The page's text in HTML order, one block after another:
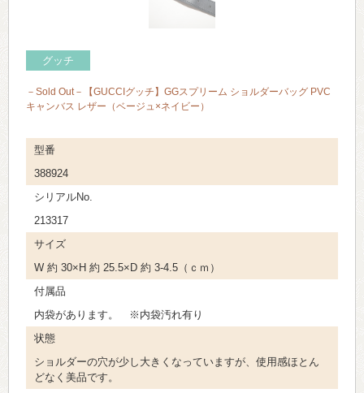
グッチ
－Sold Out－【GUCCIグッチ】GGスプリーム ショルダーバッグ PVC
キャンバス レザー（ベージュ×ネイビー）
型番
388924
シリアルNo.
213317
サイズ
W 約 30×H 約 25.5×D 約 3-4.5（ｃｍ）
付属品
内袋があります。 ※内袋汚れ有り
状態
ショルダーの穴が少し大きくなっていますが、使用感ほとん
どなく美品です。